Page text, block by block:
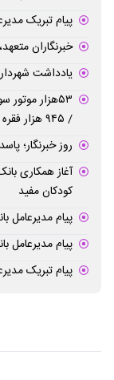
پیام تبریک
خبرنگاران
یادداشت
۵۳هزار
/ ۹۴۵ هزار فقره اعمال قانون تخلفات موتورسواران در سال ۱۴۰۵
روز خبرنگار؛
آغاز همکاری
کودکان مفید
پیام مدیرعامل
پیام مدیرعامل
پیام تبریک